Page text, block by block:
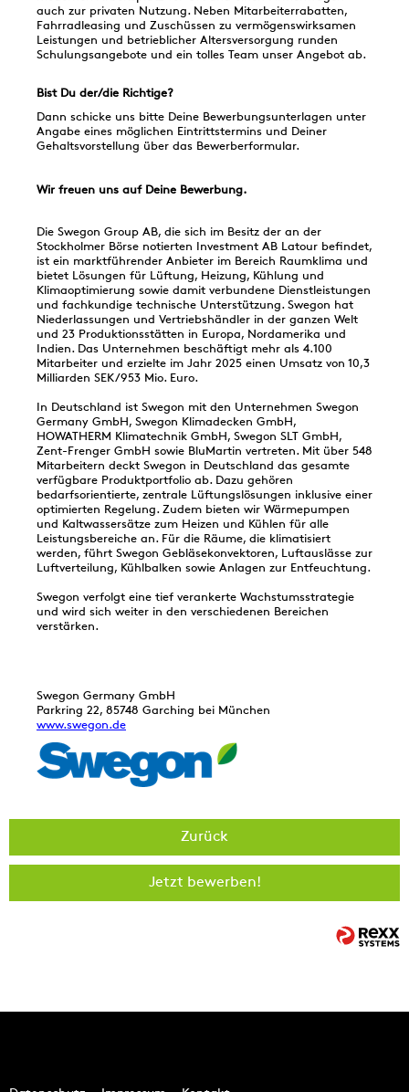
auch zur privaten Nutzung. Neben Mitarbeiterrabatten,
Fahrradleasing und Zuschüssen zu vermögenswirksamen
Leistungen und betrieblicher Altersversorgung runden
Schulungsangebote und ein tolles Team unser Angebot ab.
Bist Du der/die Richtige?
Dann schicke uns bitte Deine Bewerbungsunterlagen unter
Angabe eines möglichen Eintrittstermins und Deiner
Gehaltsvorstellung über das Bewerberformular.
Wir freuen uns auf Deine Bewerbung.
Die Swegon Group AB, die sich im Besitz der an der
Stockholmer Börse notierten Investment AB Latour befindet,
ist ein marktführender Anbieter im Bereich Raumklima und
bietet Lösungen für Lüftung, Heizung, Kühlung und
Klimaoptimierung sowie damit verbundene Dienstleistungen
und fachkundige technische Unterstützung. Swegon hat
Niederlassungen und Vertriebshändler in der ganzen Welt
und 23 Produktionsstätten in Europa, Nordamerika und
Indien. Das Unternehmen beschäftigt mehr als 4.100
Mitarbeiter und erzielte im Jahr 2025 einen Umsatz von 10,3
Milliarden SEK/953 Mio. Euro.
In Deutschland ist Swegon mit den Unternehmen Swegon
Germany GmbH, Swegon Klimadecken GmbH,
HOWATHERM Klimatechnik GmbH, Swegon SLT GmbH,
Zent-Frenger GmbH sowie BluMartin vertreten. Mit über 548
Mitarbeitern deckt Swegon in Deutschland das gesamte
verfügbare Produktportfolio ab. Dazu gehören
bedarfsorientierte, zentrale Lüftungslösungen inklusive einer
optimierten Regelung. Zudem bieten wir Wärmepumpen
und Kaltwassersätze zum Heizen und Kühlen für alle
Leistungsbereiche an. Für die Räume, die klimatisiert
werden, führt Swegon Gebläsekonvektoren, Luftauslässe zur
Luftverteilung, Kühlbalken sowie Anlagen zur Entfeuchtung.
Swegon verfolgt eine tief verankerte Wachstumsstrategie
und wird sich weiter in den verschiedenen Bereichen
verstärken.
Swegon Germany GmbH
Parkring 22, 85748 Garching bei München
www.swegon.de
Zurück
Jetzt bewerben!